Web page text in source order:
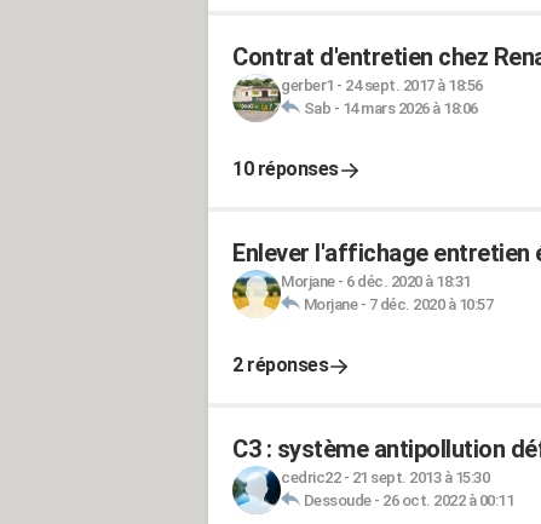
Contrat d'entretien chez
gerber1 - 24 sept. 2017 à 18:56
Sab - 14 mars 2026 à 18:06
10 réponses
Enlever l'affichage entretien
Morjane- 6 déc. 2020 à 18:31
Morjane- 7 déc. 2020 à 10:57
2 réponses
C3 : système antipollution
cedric22- 21 sept. 2013 à 15:30
Dessoude- 26 oct. 2022 à 00:11